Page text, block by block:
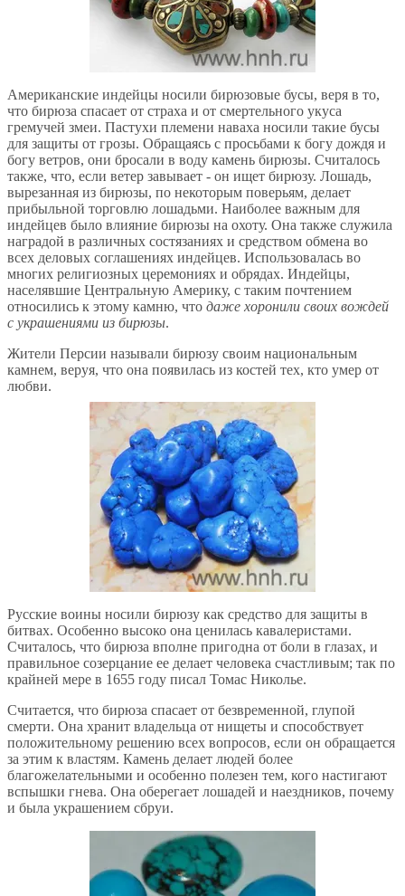
Американские индейцы носили бирюзовые бусы, веря в то,
что бирюза спасает от страха и от смертельного укуса
гремучей змеи. Пастухи племени наваха носили такие бусы
для защиты от грозы. Обращаясь с просьбами к богу дождя и
богу ветров, они бросали в воду камень бирюзы. Считалось
также, что, если ветер завывает - он ищет бирюзу. Лошадь,
вырезанная из бирюзы, по некоторым поверьям, делает
прибыльной торговлю лошадьми. Наиболее важным для
индейцев было влияние бирюзы на охоту. Она также служила
наградой в различных состязаниях и средством обмена во
всех деловых соглашениях индейцев. Использовалась во
многих религиозных церемониях и обрядах. Индейцы,
населявшие Центральную Америку, с таким почтением
относились к этому камню, что даже хоронили своих вождей
с украшениями из бирюзы.
Жители Персии называли бирюзу своим национальным
камнем, веруя, что она появилась из костей тех, кто умер от
любви.
Русские воины носили бирюзу как средство для защиты в
битвах. Особенно высоко она ценилась кавалеристами.
Считалось, что бирюза вполне пригодна от боли в глазах, и
правильное созерцание ее делает человека счастливым; так по
крайней мере в 1655 году писал Томас Николье.
Считается, что бирюза спасает от безвременной, глупой
смерти. Она хранит владельца от нищеты и способствует
положительному решению всех вопросов, если он обращается
за этим к властям. Камень делает людей более
благожелательными и особенно полезен тем, кого настигают
вспышки гнева. Она оберегает лошадей и наездников, почему
и была украшением сбруи.